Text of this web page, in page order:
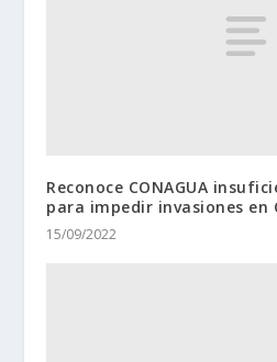
Reconoce CONAGUA
para impedir invasiones en
15/09/2022